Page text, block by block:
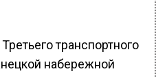
транспортного
набережной